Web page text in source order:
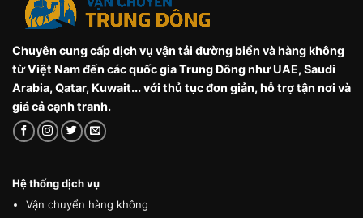
Chuyên cung cấp dịch vụ vận tải đường biển và hàng không
từ Việt Nam đến các quốc gia Trung Đông như UAE, Saudi
Arabia, Qatar, Kuwait... với thủ tục đơn giản, hỗ trợ tận nơi và
giá cả cạnh tranh.
Hệ thống dịch vụ
Vận chuyển hàng không